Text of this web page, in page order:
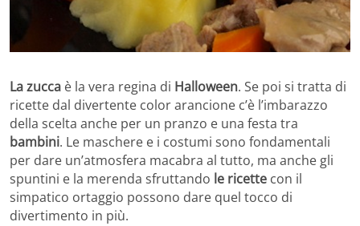
La zucca è la vera regina di Halloween. Se poi si tratta di
ricette dal divertente color arancione c’è l’imbarazzo
della scelta anche per un pranzo e una festa tra
bambini. Le maschere e i costumi sono fondamentali
per dare un’atmosfera macabra al tutto, ma anche gli
spuntini e la merenda sfruttando le ricette con il
simpatico ortaggio possono dare quel tocco di
divertimento in più.